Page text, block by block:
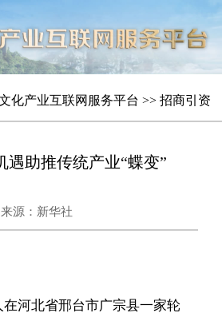
化产业互联网服务平台 >> 招商引资
遇助推传统产业“蝶变”
源：新华社
河北省邢台市广宗县一家轮